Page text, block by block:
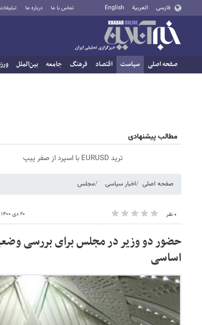
فارسی العربية English تماس با ما درباره ما تبلیغات
صفحه اصلی سیاست اقتصاد فرهنگ جامعه بین‌الملل
مطالب پیشنهادی
ترید EURUSD با اسپرد از صفر پیپ
صفحه اصلی اخبار سیاسی مجلس
۰ نفر ۲۰ دی ۱۴۰۰ - ۱۰:۵۸
حضور دو وزیر در مجلس برای بررسی
اساسی